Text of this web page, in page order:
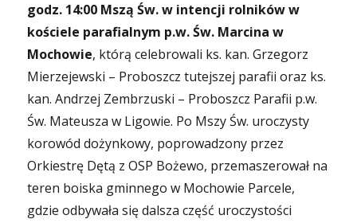
godz. 14:00 Mszą Św. w intencji rolników w
kościele parafialnym p.w. Św. Marcina w
Mochowie, którą celebrowali ks. kan. Grzegorz
Mierzejewski – Proboszcz tutejszej parafii oraz ks.
kan. Andrzej Zembrzuski – Proboszcz Parafii p.w.
Św. Mateusza w Ligowie. Po Mszy Św. uroczysty
korowód dożynkowy, poprowadzony przez
Orkiestrę Dętą z OSP Bożewo, przemaszerował na
teren boiska gminnego w Mochowie Parcele,
gdzie odbywała się dalsza część uroczystości